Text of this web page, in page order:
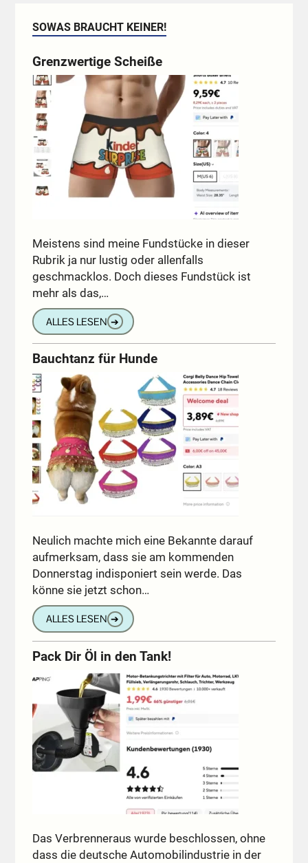
SOWAS BRAUCHT KEINER!
Grenzwertige Scheiße
Meistens sind meine Fundstücke in dieser
Rubrik ja nur lustig oder allenfalls
geschmacklos. Doch dieses Fundstück ist
mehr als das,…
ALLES LESEN ➔
Bauchtanz für Hunde
Neulich machte mich eine Bekannte darauf
aufmerksam, dass sie am kommenden
Donnerstag indisponiert sein werde. Das
könne sie jetzt schon…
ALLES LESEN ➔
Pack Dir Öl in den Tank!
Das Verbrenneraus wurde beschlossen, ohne
dass die deutsche Automobilindustrie in der